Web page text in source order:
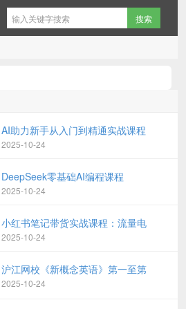
AI助力新手从入门到精通实战课程
2025-10-24
DeepSeek零基础AI编程课程
2025-10-24
小红书笔记带货实战课程：流量电
2025-10-24
沪江网校《新概念英语》第一至第
2025-10-24